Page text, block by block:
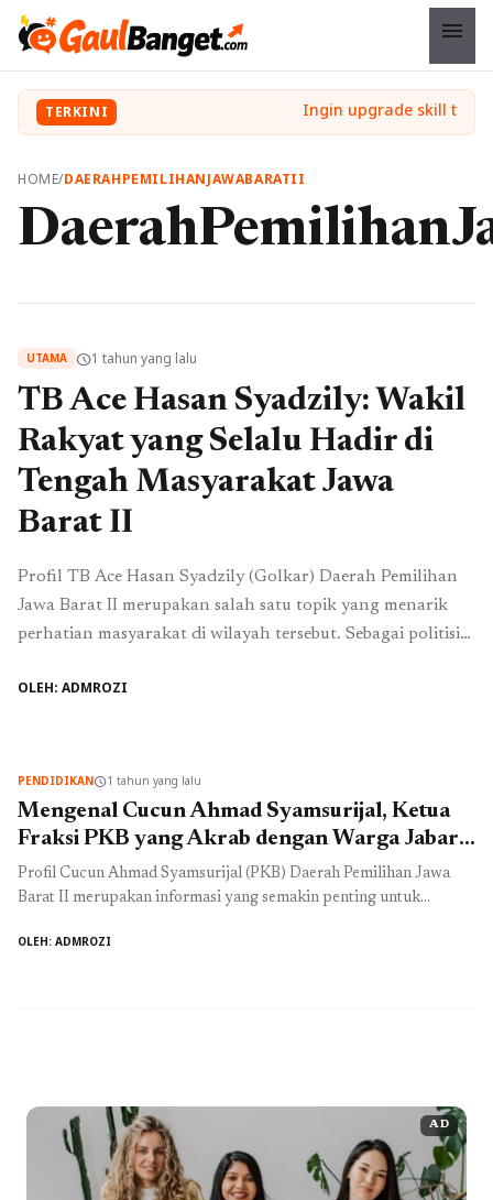
menu
TERKINI
HOME/DAERAHPEMILIHANJAWABARATII
UTAMA schedule1 tahun yang lalu
TB Ace Hasan Syadzily: Wakil
Rakyat yang Selalu Hadir di
Tengah Masyarakat Jawa
Barat II
Profil TB Ace Hasan Syadzily (Golkar) Daerah Pemilihan
Jawa Barat II merupakan salah satu topik yang menarik
perhatian masyarakat di wilayah tersebut. Sebagai politisi
Hasan Syadzily telah memposisikan dirinya sebagai sosok
...Baca Selengkapnya
OLEH: ADMROZI
PENDIDIKANschedule1 tahun yang lalu
Mengenal Cucun Ahmad Syamsurijal, Ketua
Fraksi PKB yang Akrab dengan Warga Jabar
II
Profil Cucun Ahmad Syamsurijal (PKB) Daerah Pemilihan Jawa
Barat II merupakan informasi yang semakin penting untuk
yang mulai banyak dibicarakan menjelang pemilihan legislatif
OLEH: ADMROZI
AD